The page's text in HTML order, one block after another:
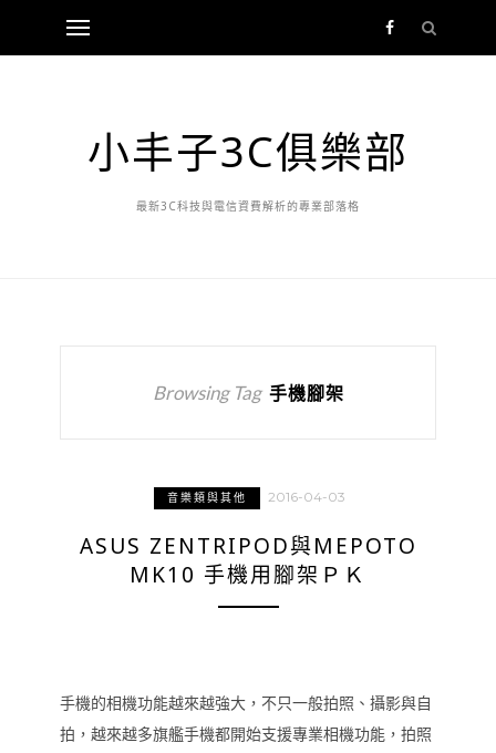
小丰子3C俱樂部
最新3C科技與電信資費解析的專業部落格
Browsing Tag 手機腳架
音樂類與其他 2016-04-03
ASUS ZENTRIPOD與MEPOTO
MK10 手機用腳架ＰＫ
手機的相機功能越來越強大，不只一般拍照、攝影與自
拍，越來越多旗艦手機都開始支援專業相機功能，拍照